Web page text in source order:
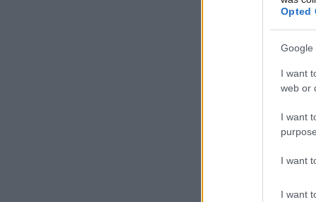
Opted
Google
I want
web or
I want
I want
I want